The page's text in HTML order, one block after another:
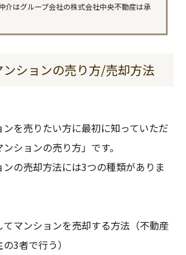
介はグループ会社の株式会社中央不動産は承
ションの売り方/売却方法
を売りたい方に最初に知っていただ
ションの売り方」です。
の売却方法には3つの種類がありま
マンションを売却する方法（不動産
3者で行う）